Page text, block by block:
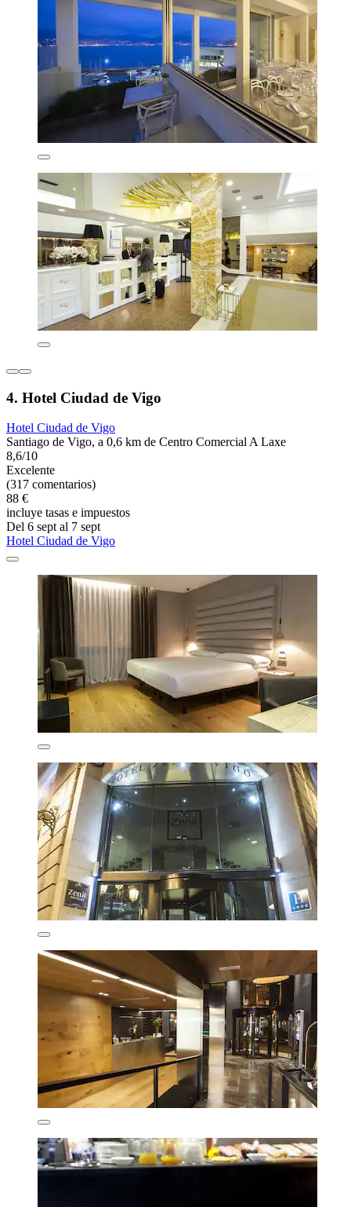
4. Hotel Ciudad de Vigo
Hotel Ciudad de Vigo
Santiago de Vigo, a 0,6 km de Centro Comercial A Laxe
8,6/10
Excelente
(317 comentarios)
88 €
incluye tasas e impuestos
Del 6 sept al 7 sept
Hotel Ciudad de Vigo